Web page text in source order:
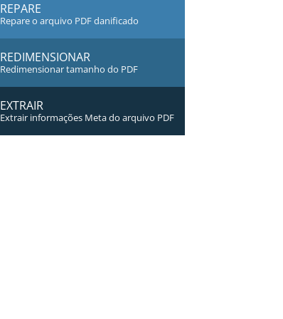
REPARE
Repare o arquivo PDF danificado
REDIMENSIONAR
Redimensionar tamanho do PDF
EXTRAIR
Extrair informações Meta do arquivo PDF